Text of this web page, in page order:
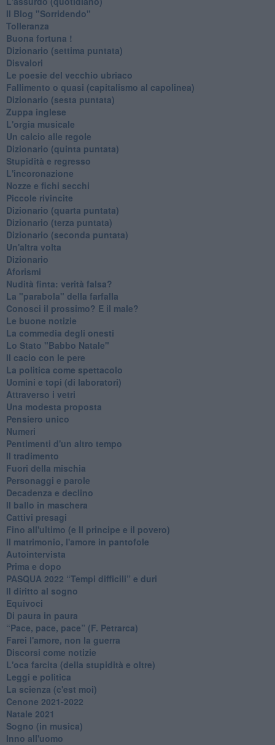
Il Blog "Sorridendo"
Tolleranza
Buona fortuna !
​Dizionario (settima puntata)
Disvalori
Le poesie del vecchio ubriaco
Fallimento o quasi (capitalismo al capolinea)
Dizionario (sesta puntata)
Zuppa inglese
L'orgia musicale
Un calcio alle regole
Dizionario (quinta puntata)
Stupidità e regresso
L'incoronazione
Nozze e fichi secchi
Piccole rivincite
​Dizionario (quarta puntata)
​Dizionario (terza puntata)
​Dizionario (seconda puntata)
Un'altra volta
Dizionario
Aforismi
Nudità finta: verità falsa?
La "parabola" della farfalla
Conosci il prossimo? E il male?
Le buone notizie
La commedia degli onesti
Lo Stato "Babbo Natale"
Il cacio con le pere
La politica come spettacolo
Uomini e topi (di laboratori)
Attraverso i vetri
Una modesta proposta
Pensiero unico
Numeri
Pentimenti d'un altro tempo
Il tradimento
Fuori della mischia
Personaggi e parole
Decadenza e declino
Il ballo in maschera
Cattivi presagi
Fino all'ultimo (e Il principe e il povero)
Il matrimonio, l'amore in pantofole
Autointervista
Prima e dopo
​PASQUA 2022 “Tempi difficili” e duri
Il diritto al sogno
Equivoci
Di paura in paura
​“Pace, pace, pace” (F. Petrarca)
Farei l'amore, non la guerra
Discorsi come notizie
L'oca farcita (della stupidità e oltre)
Leggi e politica
La scienza (c'est moi)
Cenone 2021-2022
Natale 2021
Sogno (in musica)
Inno all'uomo